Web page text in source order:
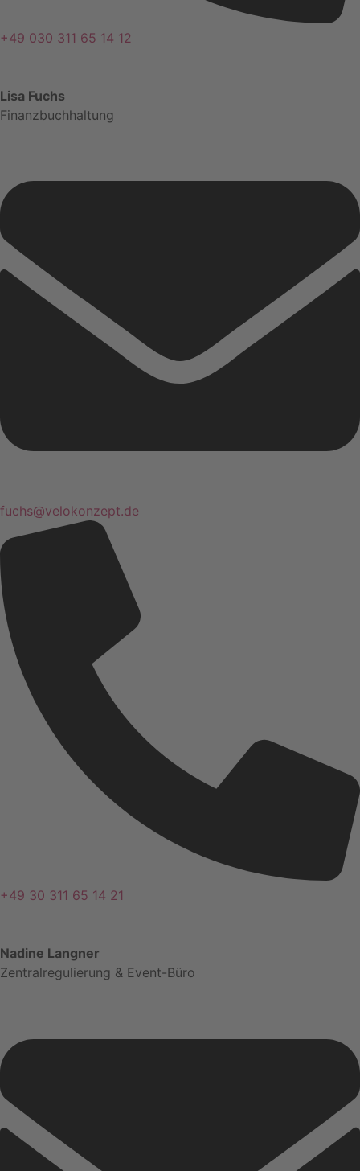
+49 030 311 65 14 12
Lisa Fuchs
Finanzbuchhaltung
fuchs@velokonzept.de
+49 30 311 65 14 21
Nadine Langner
Zentralregulierung & Event-Büro